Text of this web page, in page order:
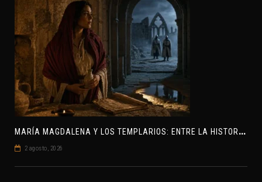
M
ARÍA MAGDALENA Y LOS TEMPLARIOS: ENTRE LA HISTORIA Y EL MISTERIO
2 agosto, 2026